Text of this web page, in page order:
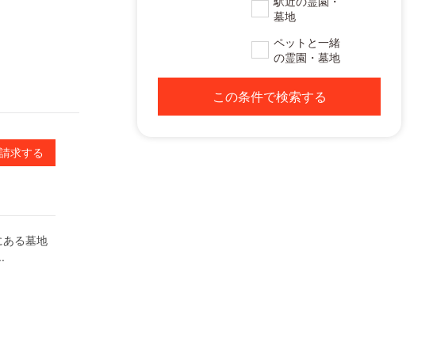
求する
ある墓地
墓地
ペットと一緒
の霊園・墓地
この条件で検索する